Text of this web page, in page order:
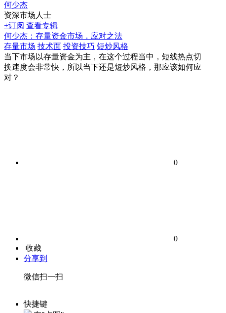
何少杰
资深市场人士
+订阅 查看专辑
何少杰：存量资金市场，应对之法
存量市场 技术面 投资技巧 短炒风格
当下市场以存量资金为主，在这个过程当中，短线热点切
换速度会非常快，所以当下还是短炒风格，那应该如何应
对？
0
0
收藏
分享到
微信扫一扫
快捷键